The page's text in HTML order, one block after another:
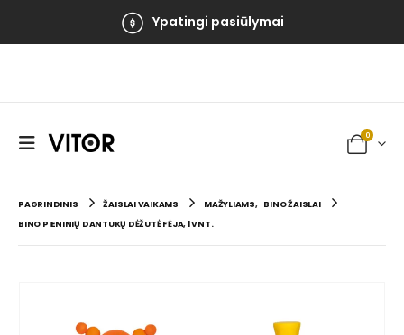
Ypatingi pasiūlymai
0
PAGRINDINIS ŽAISLAI VAIKAMS MAŽYLIAMS, BINO ŽAISLAI
BINO PIENINIŲ DANTUKŲ DĖŽUTĖ FĖJA, 1 VNT.